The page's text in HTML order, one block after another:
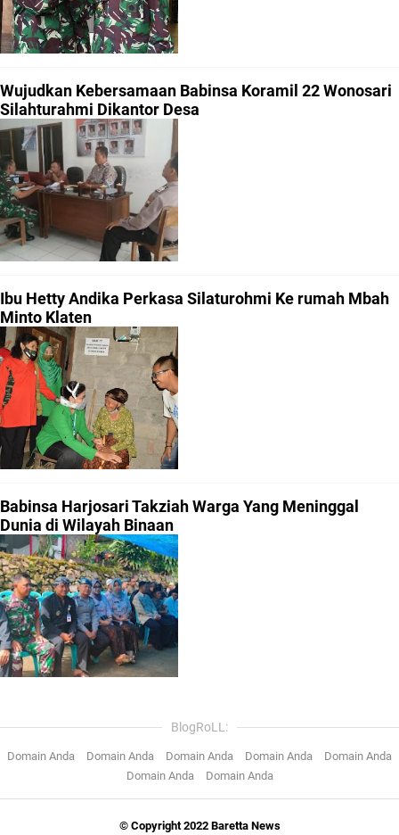
Wujudkan Kebersamaan Babinsa Koramil 22 Wonosari
Silahturahmi Dikantor Desa
Ibu Hetty Andika Perkasa Silaturohmi Ke rumah Mbah
Minto Klaten
Babinsa Harjosari Takziah Warga Yang Meninggal
Dunia di Wilayah Binaan
BlogRoLL:
Domain Anda Domain Anda Domain Anda Domain Anda
Domain Anda
Domain Anda
Domain Anda
© Copyright 2022 Baretta News